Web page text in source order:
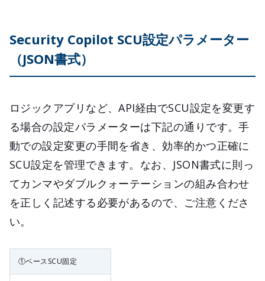
Security Copilot SCU設定パラメーター
（JSON書式）
ロジックアプリなど、API経由でSCU設定を変更す
る場合の設定パラメーターは下記の通りです。手
動での設定変更の手間を省き、効率的かつ正確に
SCU設定を管理できます。なお、JSON書式に則っ
てカンマやダブルクォーテーションの組み合わせ
を正しく記述する必要があるので、ご注意くださ
い。
①ベースSCU固定